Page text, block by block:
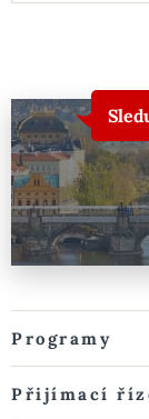
Programy
Přijímací